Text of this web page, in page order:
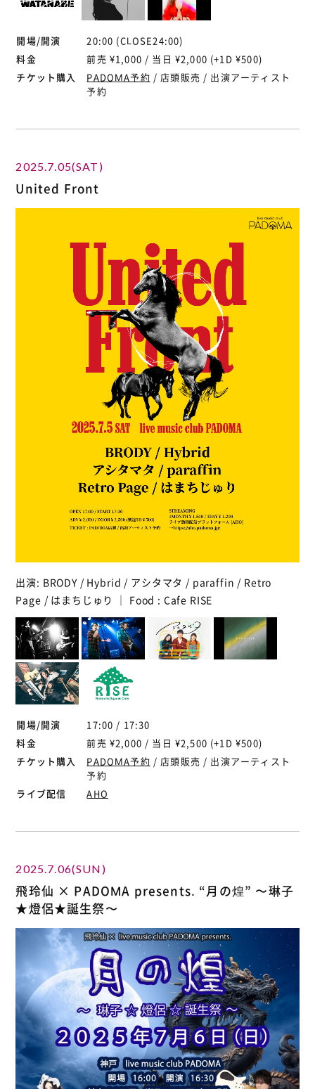
開場/開演
20:00 (CLOSE24:00)
料金
前売 ¥1,000 / 当日 ¥2,000 (+1D ¥500)
チケット購入
PADOMA予約 / 店頭販売 / 出演アーティスト
予約
2025.7.05(SAT)
United Front
出演: BRODY / Hybrid / アシタマタ / paraffin / Retro
Page / はまちじゅり ｜ Food : Cafe RISE
開場/開演
17:00 / 17:30
料金
前売 ¥2,000 / 当日 ¥2,500 (+1D ¥500)
チケット購入
PADOMA予約 / 店頭販売 / 出演アーティスト
予約
ライブ配信
AHO
2025.7.06(SUN)
飛玲仙 × PADOMA presents. “月の煌” 〜琳子
★燈侶★誕生祭〜